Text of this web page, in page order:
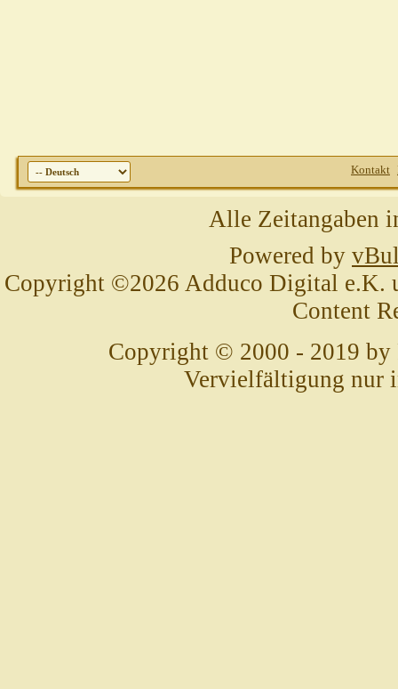
Kontakt
Alle Zeitangaben
Powered by
Copyright ©2026 Adduco Digital e.K.
Content
Copyright © 2000 - 2019 by
Vervielfältigung nur